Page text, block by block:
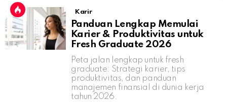
Karir
Panduan Lengkap Memulai
Karier & Produktivitas untuk
Fresh Graduate 2026
Peta jalan lengkap untuk fresh
graduate: Strategi karier, tips
produktivitas, dan panduan
manajemen finansial di dunia kerja
tahun 2026.